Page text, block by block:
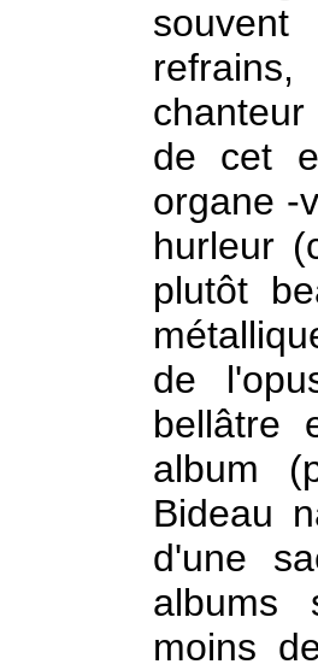
de cet
organe -
hurleur
plutôt
de
bellâtre
album
Bideau
d'une
albums
moins